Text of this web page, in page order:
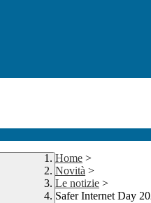
Home >
Novità >
Le notizie >
Safer Internet Day